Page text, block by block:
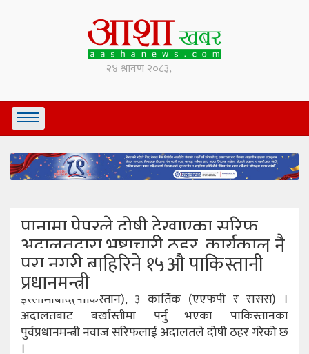
पानामा पेपरले दोषी देखाएका सरिफ
अदालतद्वारा भ्रष्टाचारी ठहर, कार्यकाल नै
पुरा नगरी बाहिरिने १५औ पाकिस्तानी
प्रधानमन्त्री
इस्लामाबाद(पाकिस्तान), ३ कार्तिक (एएफपी र रासस) ।
अदालतबाट बर्खास्तीमा पर्नु भएका पाकिस्तानका
पुर्वप्रधानमन्त्री नवाज सरिफलाई अदालतले दोषी ठहर गरेको छ
।